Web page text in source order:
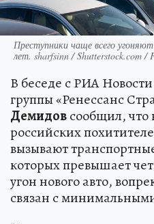
Преступники чаще всего
лет. sharfsinn / Shutterstock.com /
В беседе с РИА
группы «Ренессанс
Демидовсообщил,
российских
вызывают
которых превышает
угон нового авто,
связан с